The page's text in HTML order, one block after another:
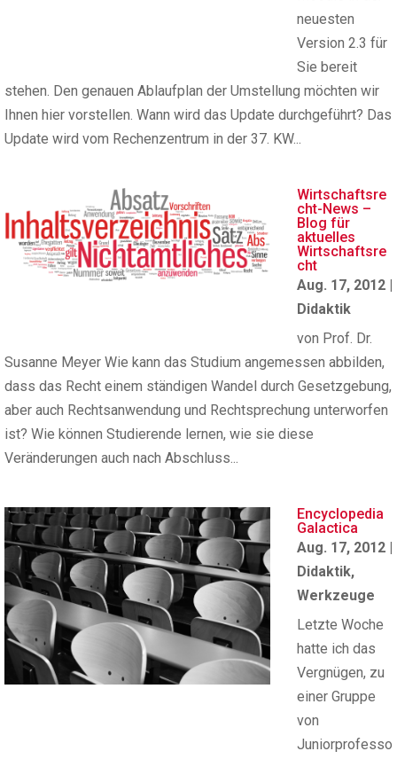
neuesten
Version 2.3 für
Sie bereit
stehen. Den genauen Ablaufplan der Umstellung möchten wir
Ihnen hier vorstellen. Wann wird das Update durchgeführt? Das
Update wird vom Rechenzentrum in der 37. KW...
Wirtschaftsre
cht-News –
Blog für
aktuelles
Wirtschaftsre
cht
Aug. 17, 2012 |
Didaktik
von Prof. Dr.
Susanne Meyer Wie kann das Studium angemessen abbilden,
dass das Recht einem ständigen Wandel durch Gesetzgebung,
aber auch Rechtsanwendung und Rechtsprechung unterworfen
ist? Wie können Studierende lernen, wie sie diese
Veränderungen auch nach Abschluss...
Encyclopedia
Galactica
Aug. 17, 2012 |
Didaktik,
Werkzeuge
Letzte Woche
hatte ich das
Vergnügen, zu
einer Gruppe
von
Juniorprofesso